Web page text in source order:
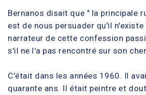
Bernanos disait que " la principale
est de nous persuader qu'il n'existe
narrateur de cette confession
s'il ne l'a pas rencontré sur son
C'était dans les années 1960. Il
quarante ans. Il était peintre et